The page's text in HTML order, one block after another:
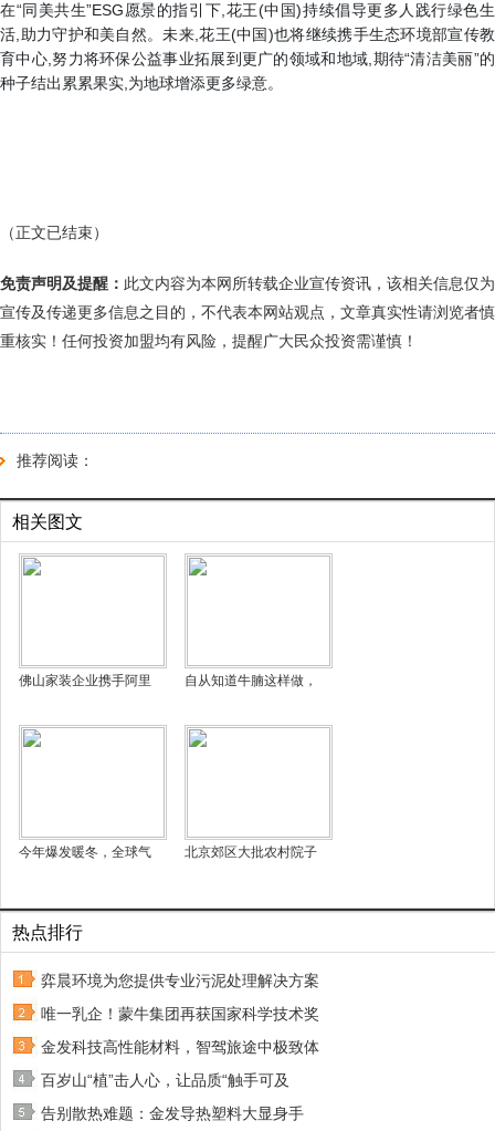
在“同美共生”ESG愿景的指引下,花王(中国)持续倡导更多人践行绿色生
活,助力守护和美自然。未来,花王(中国)也将继续携手生态环境部宣传教
育中心,努力将环保公益事业拓展到更广的领域和地域,期待“清洁美丽”的
种子结出累累果实,为地球增添更多绿意。
（正文已结束）
免责声明及提醒： 此文内容为本网所转载企业宣传资讯，该相关信息仅为
宣传及传递更多信息之目的，不代表本网站观点，文章真实性请浏览者慎
重核实！任何投资加盟均有风险，提醒广大民众投资需谨慎！
推荐阅读：
相关图文
佛山家装企业携手阿里 自从知道牛腩这样做，
今年爆发暖冬，全球气 北京郊区大批农村院子
热点排行
弈晨环境为您提供专业污泥处理解决方案
唯一乳企！蒙牛集团再获国家科学技术奖
金发科技高性能材料，智驾旅途中极致体
百岁山“植”击人心，让品质“触手可及
告别散热难题：金发导热塑料大显身手